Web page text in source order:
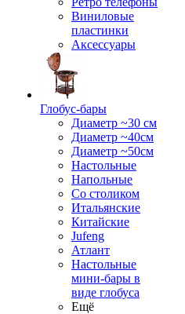
Виниловые
пластинки
Аксессуары
Глобус-бары
Диаметр ~30 см
Диаметр ~40см
Диаметр ~50см
Настольные
Напольные
Со столиком
Итальянские
Китайские
Jufeng
Атлант
Настольные
мини-бары в
виде глобуса
Ещё